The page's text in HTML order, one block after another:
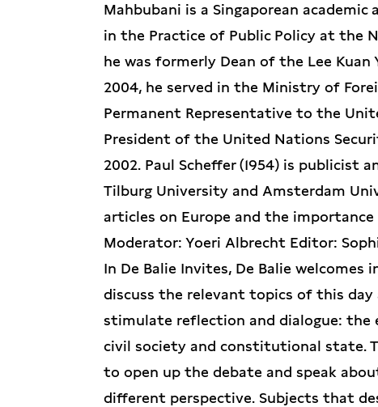
Mahbubani is a Singaporean
in the Practice of Public Policy at the
he was formerly Dean of the Lee Kuan
2004, he served in the Ministry of
Permanent Representative to the
President of the United Nations
2002. Paul Scheffer (1954) is publicist
Tilburg University and Amsterdam
articles on Europe and the
Moderator: Yoeri Albrecht Editor:
In De Balie Invites, De Balie
discuss the relevant topics of this day
stimulate reflection and dialogue: the
civil society and constitutional state.
to open up the debate and speak
different perspective. Subjects that